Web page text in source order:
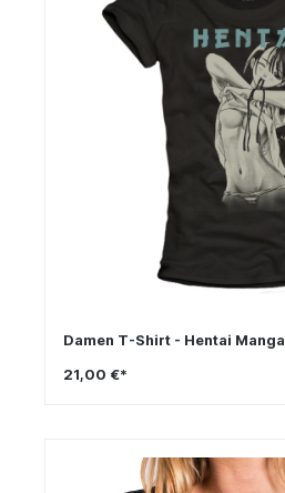
Damen T-Shirt - Hentai Manga
21,00 €*